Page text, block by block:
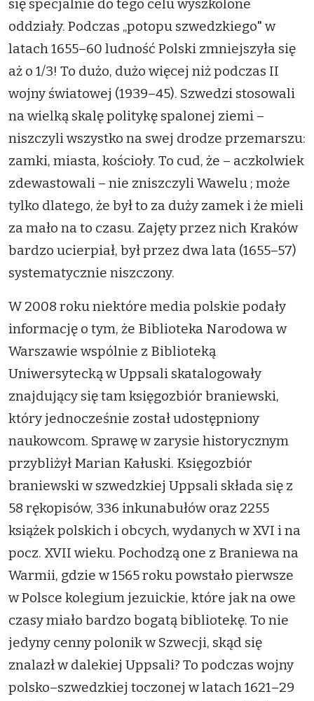
się specjalnie do tego celu wyszkolone
oddziały. Podczas „potopu szwedzkiego" w
latach 1655–60 ludność Polski zmniejszyła się
aż o 1/3! To dużo, dużo więcej niż podczas II
wojny światowej (1939–45). Szwedzi stosowali
na wielką skalę politykę spalonej ziemi –
niszczyli wszystko na swej drodze przemarszu:
zamki, miasta, kościoły. To cud, że – aczkolwiek
zdewastowali – nie zniszczyli Wawelu ; może
tylko dlatego, że był to za duży zamek i że mieli
za mało na to czasu. Zajęty przez nich Kraków
bardzo ucierpiał, był przez dwa lata (1655–57)
systematycznie niszczony.
W 2008 roku niektóre media polskie podały
informację o tym, że Biblioteka Narodowa w
Warszawie wspólnie z Biblioteką
Uniwersytecką w Uppsali skatalogowały
znajdujący się tam księgozbiór braniewski,
który jednocześnie został udostępniony
naukowcom. Sprawę w zarysie historycznym
przybliżył Marian Kałuski. Księgozbiór
braniewski w szwedzkiej Uppsali składa się z
58 rękopisów, 336 inkunabułów oraz 2255
książek polskich i obcych, wydanych w XVI i na
pocz. XVII wieku. Pochodzą one z Braniewa na
Warmii, gdzie w 1565 roku powstało pierwsze
w Polsce kolegium jezuickie, które jak na owe
czasy miało bardzo bogatą bibliotekę. To nie
jedyny cenny polonik w Szwecji, skąd się
znalazł w dalekiej Uppsali? To podczas wojny
polsko–szwedzkiej toczonej w latach 1621–29